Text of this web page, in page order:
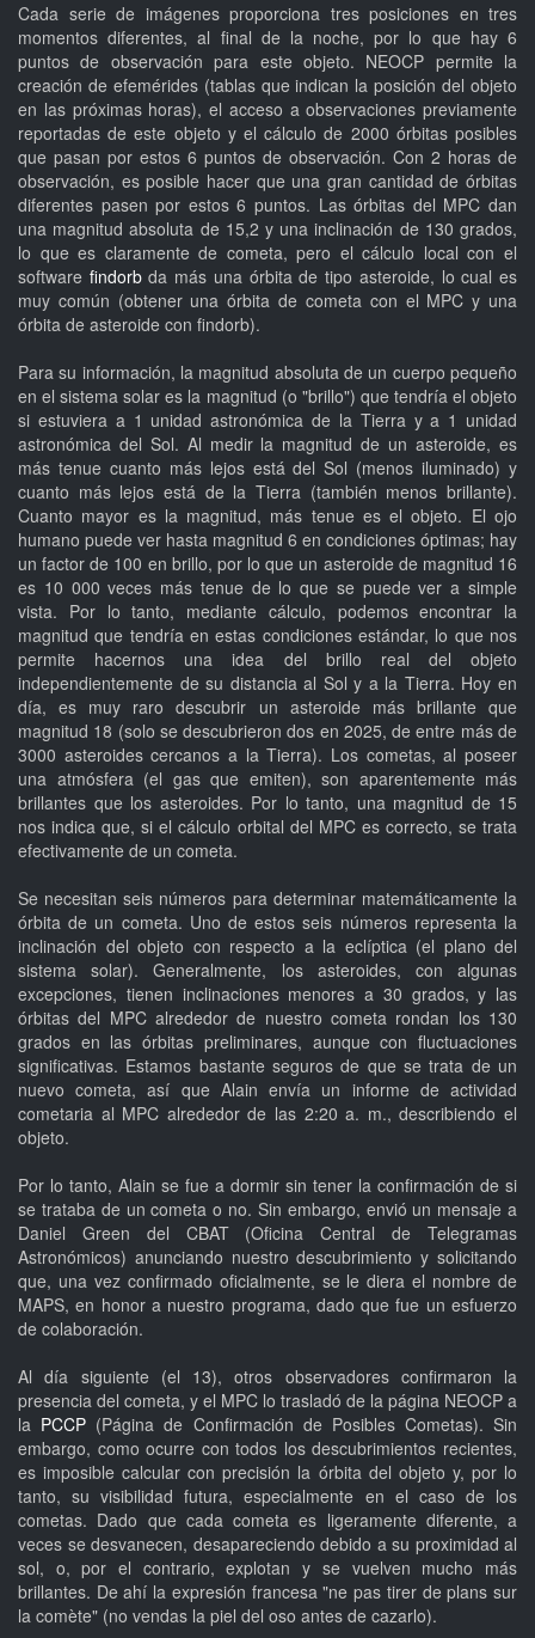
Cada serie de imágenes proporciona tres posiciones en tres
momentos diferentes, al final de la noche, por lo que hay 6
puntos de observación para este objeto. NEOCP permite la
creación de efemérides (tablas que indican la posición del objeto
en las próximas horas), el acceso a observaciones previamente
reportadas de este objeto y el cálculo de 2000 órbitas posibles
que pasan por estos 6 puntos de observación. Con 2 horas de
observación, es posible hacer que una gran cantidad de órbitas
diferentes pasen por estos 6 puntos. Las órbitas del MPC dan
una magnitud absoluta de 15,2 y una inclinación de 130 grados,
lo que es claramente de cometa, pero el cálculo local con el
software findorbda más una órbita de tipo asteroide, lo cual es
muy común (obtener una órbita de cometa con el MPC y una
órbita de asteroide con findorb).
Para su información, la magnitud absoluta de un cuerpo pequeño
en el sistema solar es la magnitud (o "brillo") que tendría el objeto
si estuviera a 1 unidad astronómica de la Tierra y a 1 unidad
astronómica del Sol. Al medir la magnitud de un asteroide, es
más tenue cuanto más lejos está del Sol (menos iluminado) y
cuanto más lejos está de la Tierra (también menos brillante).
Cuanto mayor es la magnitud, más tenue es el objeto. El ojo
humano puede ver hasta magnitud 6 en condiciones óptimas; hay
un factor de 100 en brillo, por lo que un asteroide de magnitud 16
es 10 000 veces más tenue de lo que se puede ver a simple
vista. Por lo tanto, mediante cálculo, podemos encontrar la
magnitud que tendría en estas condiciones estándar, lo que nos
permite hacernos una idea del brillo real del objeto
independientemente de su distancia al Sol y a la Tierra. Hoy en
día, es muy raro descubrir un asteroide más brillante que
magnitud 18 (solo se descubrieron dos en 2025, de entre más de
3000 asteroides cercanos a la Tierra). Los cometas, al poseer
una atmósfera (el gas que emiten), son aparentemente más
brillantes que los asteroides. Por lo tanto, una magnitud de 15
nos indica que, si el cálculo orbital del MPC es correcto, se trata
efectivamente de un cometa.
Se necesitan seis números para determinar matemáticamente la
órbita de un cometa. Uno de estos seis números representa la
inclinación del objeto con respecto a la eclíptica (el plano del
sistema solar). Generalmente, los asteroides, con algunas
excepciones, tienen inclinaciones menores a 30 grados, y las
órbitas del MPC alrededor de nuestro cometa rondan los 130
grados en las órbitas preliminares, aunque con fluctuaciones
significativas. Estamos bastante seguros de que se trata de un
nuevo cometa, así que Alain envía un informe de actividad
cometaria al MPC alrededor de las 2:20 a. m., describiendo el
objeto.
Por lo tanto, Alain se fue a dormir sin tener la confirmación de si
se trataba de un cometa o no. Sin embargo, envió un mensaje a
Daniel Green del CBAT (Oficina Central de Telegramas
Astronómicos) anunciando nuestro descubrimiento y solicitando
que, una vez confirmado oficialmente, se le diera el nombre de
MAPS, en honor a nuestro programa, dado que fue un esfuerzo
de colaboración.
Al día siguiente (el 13), otros observadores confirmaron la
presencia del cometa, y el MPC lo trasladó de la página NEOCP a
la PCCP (Página de Confirmación de Posibles Cometas). Sin
embargo, como ocurre con todos los descubrimientos recientes,
es imposible calcular con precisión la órbita del objeto y, por lo
tanto, su visibilidad futura, especialmente en el caso de los
cometas. Dado que cada cometa es ligeramente diferente, a
veces se desvanecen, desapareciendo debido a su proximidad al
sol, o, por el contrario, explotan y se vuelven mucho más
brillantes. De ahí la expresión francesa "ne pas tirer de plans sur
la comète" (no vendas la piel del oso antes de cazarlo).